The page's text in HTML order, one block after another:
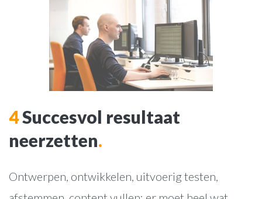
webwinkels
online marketing
webapplicaties
Werkwijze
4Succesvol resultaat
neerzetten.
Ontwerpen, ontwikkelen, uitvoerig testen,